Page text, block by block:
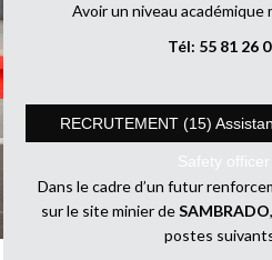
Avoir un niveau académique
Tél: 55 81 26
RECRUTEMENT (15)
Safety officer
Dans le cadre d’un futur
sur le site minier deSAMBRADO
postes